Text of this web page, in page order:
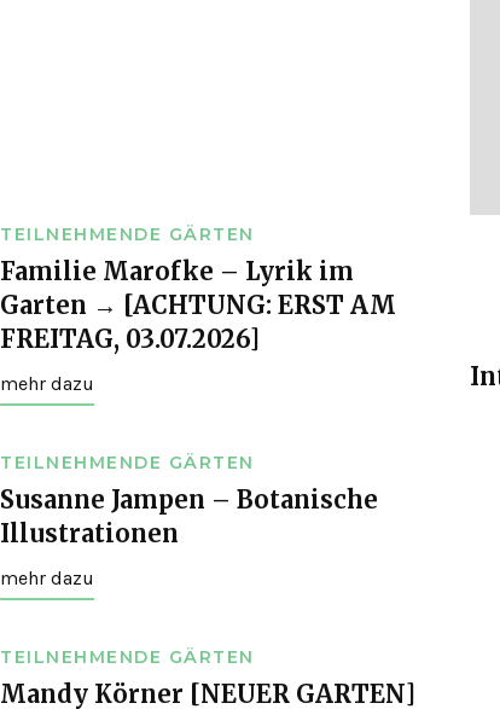
TEILNEHMENDE GÄRTEN
Familie Marofke – Lyrik im
Garten → [ACHTUNG: ERST AM
FREITAG, 03.07.2026]
mehr dazu
TEILNEHMENDE GÄRTEN
Susanne Jampen – Botanische
Illustrationen
mehr dazu
TEILNEHMENDE GÄRTEN
Mandy Körner [NEUER GARTEN]